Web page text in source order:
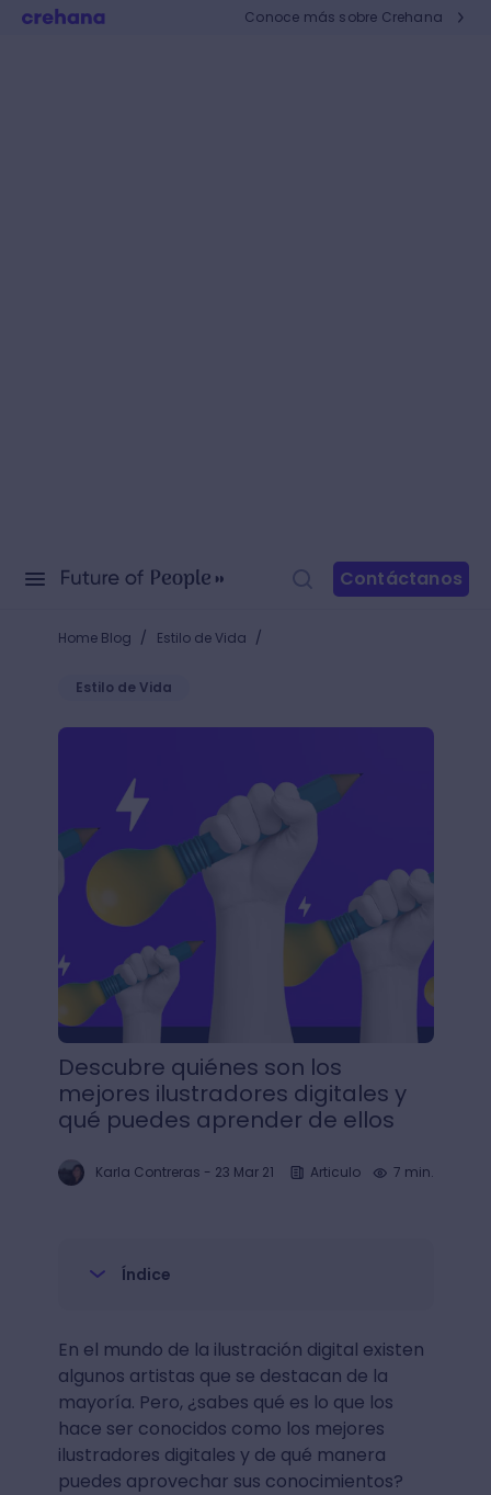
Conoce más sobre Crehana
Contáctanos
Home Blog / Estilo de Vida /
Estilo de Vida
Descubre quiénes son los mejores ilustradores
Descubre quiénes son los
mejores ilustradores digitales y
qué puedes aprender de ellos
Karla Contreras - 23 Mar 21 Articulo 7 min.
Índice
En el mundo de la ilustración digital existen
algunos artistas que se destacan de la
mayoría. Pero, ¿sabes qué es lo que los
hace ser conocidos como los mejores
ilustradores digitales y de qué manera
puedes aprovechar sus conocimientos?